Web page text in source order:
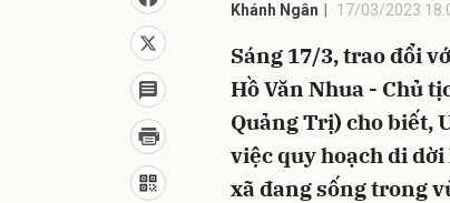
Khánh Ngân 17/03/2023
Sáng 17/3, trao đổi
Hồ Văn Nhua - Chủ
Quảng Trị) cho biết,
việc quy hoạch di
xã đang sống trong